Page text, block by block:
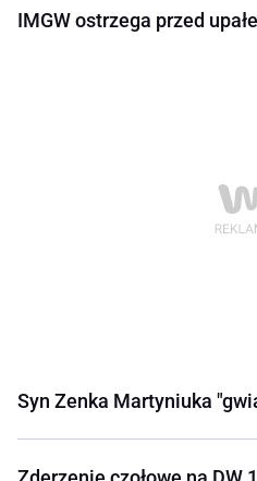
IMGW ostrzega przed
Syn Zenka Martyniuka